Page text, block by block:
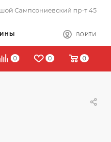
Сампсониевский пр-т 45
ВОЙТИ
0 0 0